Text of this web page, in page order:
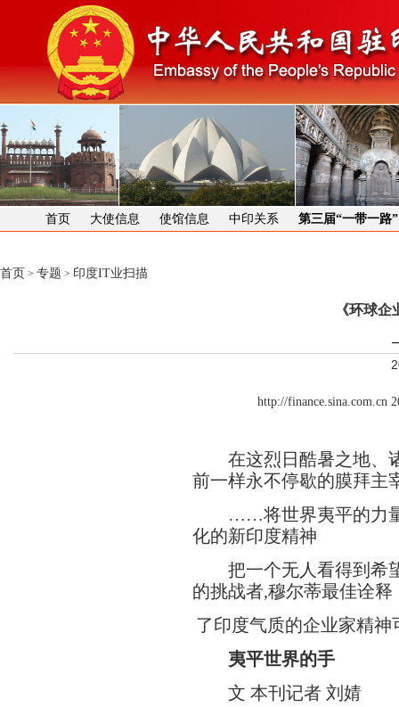
首页 大使信息 使馆信息 中印关系 第三届“一带一路
首页 > 专题 > 印度IT业扫描
《环球
http://finance.sina.com.cn
在这烈日酷暑之地、诸
前一样永不停歇的膜拜
……将世界夷平的力量
化的新印度精神
把一个无人看得到希望
的挑战者,穆尔蒂最佳诠释
了印度气质的企业家精神
夷平世界的手
文 本刊记者 刘婧